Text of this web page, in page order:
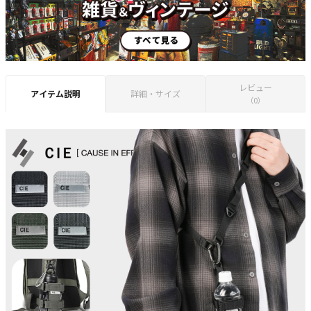
アイテム説明 詳細・サイズ
レビュー
（0）